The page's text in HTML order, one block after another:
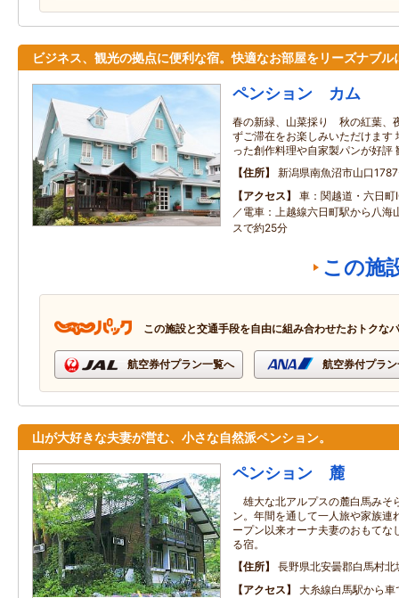
ビジネス、観光の拠点に便利な宿。快適なお部屋をリーズナブル
ペンション カム
春の新緑、山菜採り 秋の紅葉、
ずご滞在をお楽しみいただけます
った創作料理や自家製パンが好評
住所
新潟県南魚沼市山口
アクセス
車：関越道・六日
／電車：上越線六日町駅から八海
スで約25分
この施
この施設と交通手段を自由に組み合わせたおトクな
航空券付プラン一覧へ 航空券付プラ
山が大好きな夫妻が営む、小さな自然派ペンション。
ペンション 麓
雄大な北アルプスの麓白馬みそ
ン。年間を通して一人旅や家族連
ープン以来オーナ夫妻のおもてな
る宿。
住所
長野県北安曇郡白馬村
アクセス
大糸線白馬駅から